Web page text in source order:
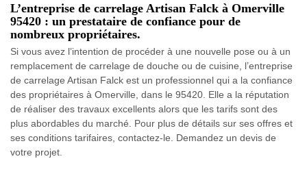
L’entreprise de carrelage Artisan Falck à Omerville
95420 : un prestataire de confiance pour de
nombreux propriétaires.
Si vous avez l’intention de procéder à une nouvelle pose ou à un
remplacement de carrelage de douche ou de cuisine, l’entreprise
de carrelage Artisan Falck est un professionnel qui a la confiance
des propriétaires à Omerville, dans le 95420. Elle a la réputation
de réaliser des travaux excellents alors que les tarifs sont des
plus abordables du marché. Pour plus de détails sur ses offres et
ses conditions tarifaires, contactez-le. Demandez un devis de
votre projet.